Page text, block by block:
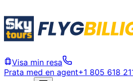
Visa min resa
Prata med en agent+1 805 618